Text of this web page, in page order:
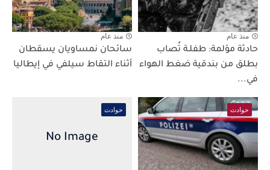
منذ عام
حادثة مؤلمة: طفلـة تُصاب
بطلق من بندقية ضغط الهواء
في...
منذ عام
سائحان نمساويان يسقطان
أثناء التقاط سيلفي في إيطاليا
حوادث حوادث